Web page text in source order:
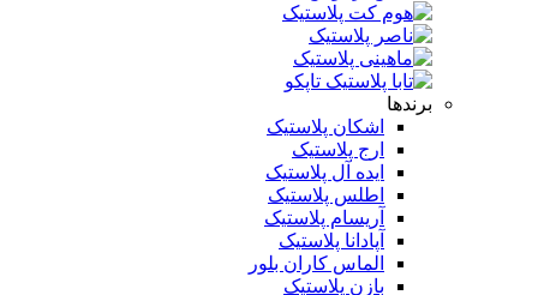
برندها
اشکان پلاستیک
ارج پلاستیک
ایده آل پلاستیک
اطلس پلاستیک
آریسام پلاستیک
آپادانا پلاستیک
الماس کاران بلور
بازن پلاستیک